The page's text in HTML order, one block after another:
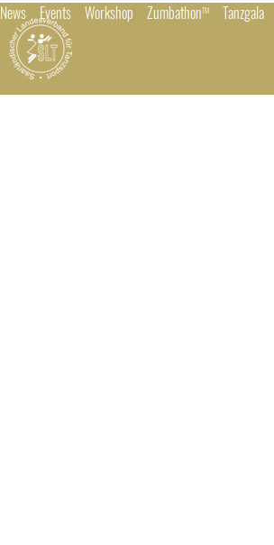
News
Events Tanzgala
ZumbathonTM
Workshop